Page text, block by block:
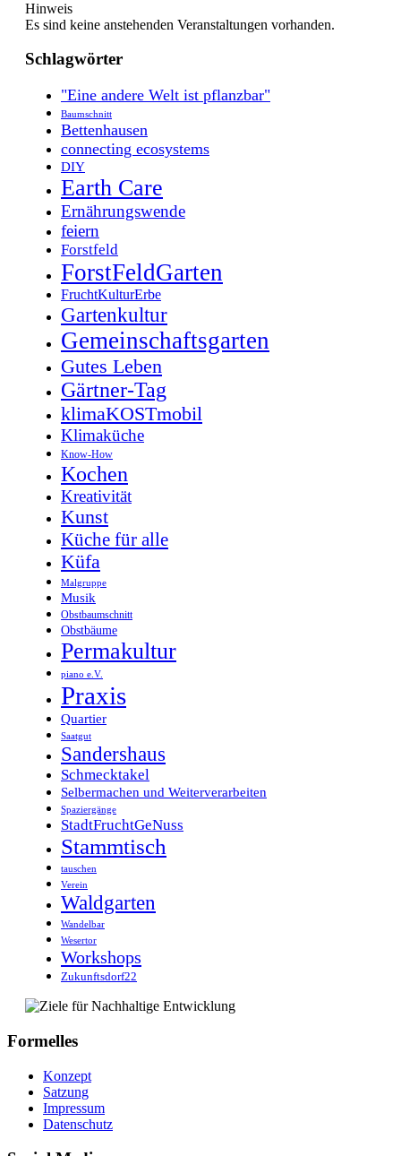
Hinweis
Es sind keine anstehenden Veranstaltungen vorhanden.
Schlagwörter
"Eine andere Welt ist pflanzbar"
Baumschnitt
Bettenhausen
connecting ecosystems
DIY
Earth Care
Ernährungswende
feiern
Forstfeld
ForstFeldGarten
FruchtKulturErbe
Gartenkultur
Gemeinschaftsgarten
Gutes Leben
Gärtner-Tag
klimaKOSTmobil
Klimaküche
Know-How
Kochen
Kreativität
Kunst
Küche für alle
Küfa
Malgruppe
Musik
Obstbaumschnitt
Obstbäume
Permakultur
piano e.V.
Praxis
Quartier
Saatgut
Sandershaus
Schmecktakel
Selbermachen und Weiterverarbeiten
Spaziergänge
StadtFruchtGeNuss
Stammtisch
tauschen
Verein
Waldgarten
Wandelbar
Wesertor
Workshops
Zukunftsdorf22
Formelles
Konzept
Satzung
Impressum
Datenschutz